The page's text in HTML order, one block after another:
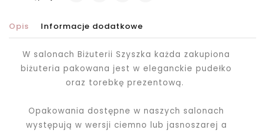
Opis Informacje dodatkowe
W salonach Biżuterii Szyszka każda zakupiona
biżuteria pakowana jestw eleganckie pudełko
oraz torebkę prezentową.
Opakowania dostępne w naszych salonach
występują w wersji ciemno lub jasnoszarej a